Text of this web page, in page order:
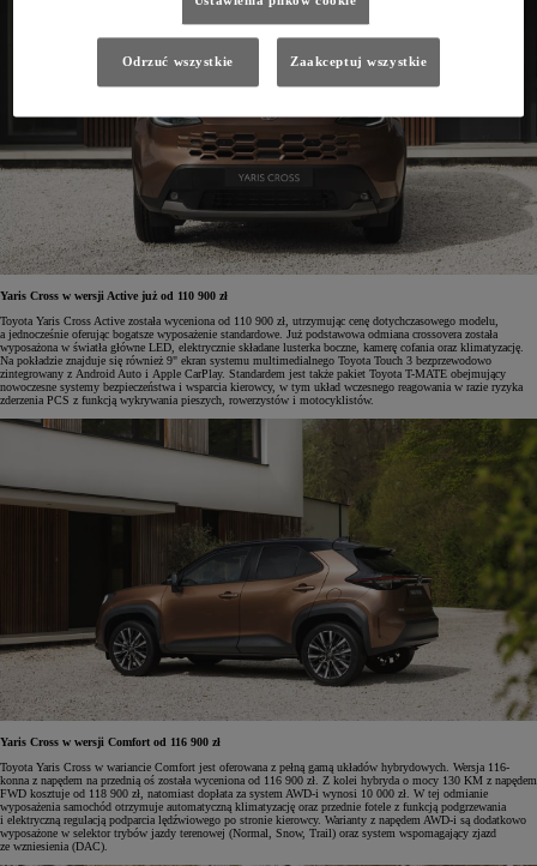
Yaris Cross w wersji Active już od 110 900 zł
Toyota Yaris Cross Active została wyceniona od 110 900 zł, utrzymując cenę dotychczasowego modelu,
a jednocześnie oferując bogatsze wyposażenie standardowe. Już podstawowa odmiana crossovera została
wyposażona w światła główne LED, elektrycznie składane lusterka boczne, kamerę cofania oraz klimatyzację.
Na pokładzie znajduje się również 9" ekran systemu multimedialnego Toyota Touch 3 bezprzewodowo
zintegrowany z Android Auto i Apple CarPlay. Standardem jest także pakiet Toyota T-MATE obejmujący
nowoczesne systemy bezpieczeństwa i wsparcia kierowcy, w tym układ wczesnego reagowania w razie ryzyka
zderzenia PCS z funkcją wykrywania pieszych, rowerzystów i motocyklistów.
Yaris Cross w wersji Comfort od 116 900 zł
Toyota Yaris Cross w wariancie Comfort jest oferowana z pełną gamą układów hybrydowych. Wersja 116-
konna z napędem na przednią oś została wyceniona od 116 900 zł. Z kolei hybryda o mocy 130 KM z napędem
FWD kosztuje od 118 900 zł, natomiast dopłata za system AWD-i wynosi 10 000 zł. W tej odmianie
wyposażenia samochód otrzymuje automatyczną klimatyzację oraz przednie fotele z funkcją podgrzewania
i elektryczną regulacją podparcia lędźwiowego po stronie kierowcy. Warianty z napędem AWD-i są dodatkowo
wyposażone w selektor trybów jazdy terenowej (Normal, Snow, Trail) oraz system wspomagający zjazd
ze wzniesienia (DAC).
Odrzuć wszystkie Zaakceptuj wszystkie